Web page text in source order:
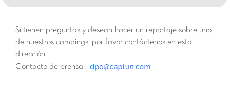
Si tienen preguntas y desean hacer un reportaje sobre uno
de nuestros campings, por favor contáctenos en esta
dirección.
Contacto de prensa :